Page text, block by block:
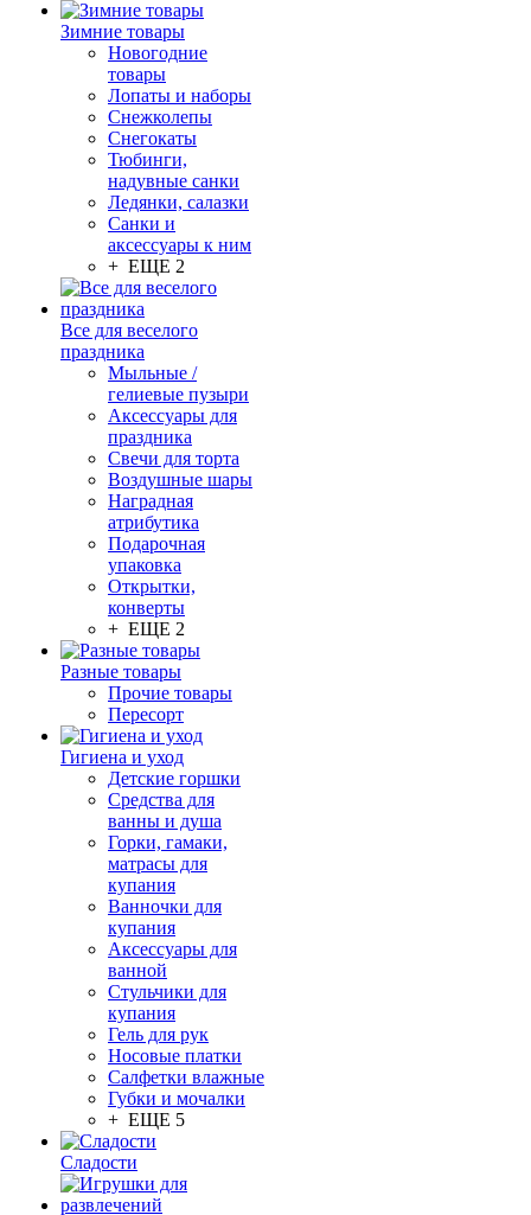
Зимние товары
Новогодние
товары
Лопаты и наборы
Снежколепы
Снегокаты
Тюбинги,
надувные санки
Ледянки, салазки
Санки и
аксессуары к ним
+ ЕЩЕ 2
Все для веселого
праздника
Мыльные /
гелиевые пузыри
Аксессуары для
праздника
Свечи для торта
Воздушные шары
Наградная
атрибутика
Подарочная
упаковка
Открытки,
конверты
+ ЕЩЕ 2
Разные товары
Прочие товары
Пересорт
Гигиена и уход
Детские горшки
Средства для
ванны и душа
Горки, гамаки,
матрасы для
купания
Ванночки для
купания
Аксессуары для
ванной
Стульчики для
купания
Гель для рук
Носовые платки
Салфетки влажные
Губки и мочалки
+ ЕЩЕ 5
Сладости